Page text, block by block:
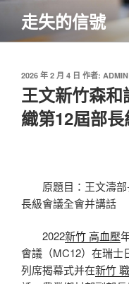
主
走失的信號
發
佈
於
2026 年 2 月 4 日 作者: ADMIN
王文新竹森
織第12屆部
原題目：王文濤部
長級會議全會并講話
2022新竹 高血壓
會議（MC12）在瑞士
列席揭幕式并在新竹